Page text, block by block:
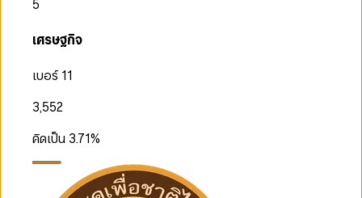
5
เศรษฐกิจ
เบอร์ 11
3,552
คิดเป็น 3.71%